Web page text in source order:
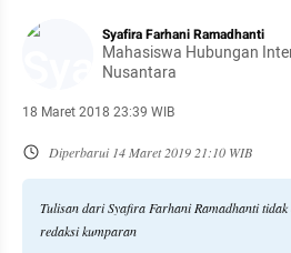
Syafira Farhani Ramadhanti
Mahasiswa Hubungan
Nusantara
18 Maret 2018 23:39 WIB
Diperbarui 14 Maret 2019 21:10 WIB
Tulisan dari Syafira Farhani Ramadhanti
redaksi kumparan